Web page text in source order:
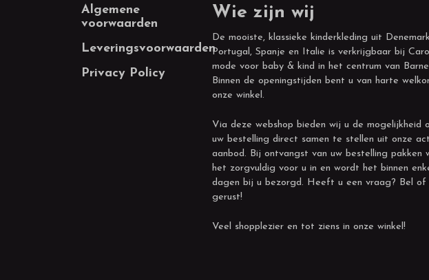
Footer
Algemene
voorwaarden
Leveringsvoorwaarden
Privacy Policy
Wie zijn wij
De mooiste, klassieke kinderkleding uit
Portugal, Spanje en Italie is verkrijgbaar bij
mode voor baby & kind in het centrum van
Binnen de openingstijden bent u van harte
onze winkel.
Via deze webshop bieden wij u de mogelijkheid
uw bestelling direct samen te stellen uit onze
aanbod. Bij ontvangst van uw bestelling pakken
het zorgvuldig voor u in en wordt het binnen
dagen bij u bezorgd. Heeft u een vraag? Bel of
gerust!
Veel shopplezier en tot ziens in onze winkel!